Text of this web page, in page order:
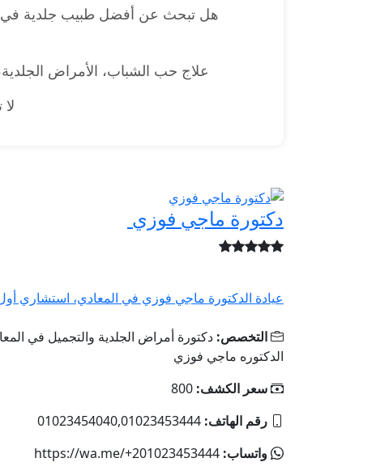
هل تبحث عن أفضل طبيب جلدية في
علاج حب الشباب، الأمراض
دكتورة ماجي فوزي
عيادة الدكتورة ماجي فوزي في المعادي، استشاري
التخصص: دكتورة أمراض الجلدية والتجميل في
الدكتوره ماجي فوزي
سعر الكشف: 800
رقم الهاتف: 01023454040,01023453444
واتساب: https://wa.me/+201023453444